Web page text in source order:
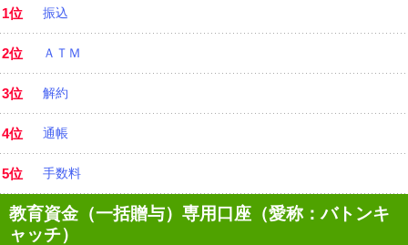
1位 振込
2位 ＡＴＭ
3位 解約
4位 通帳
5位 手数料
教育資金（一括贈与）専用口座（愛称：バトンキ
ャッチ）